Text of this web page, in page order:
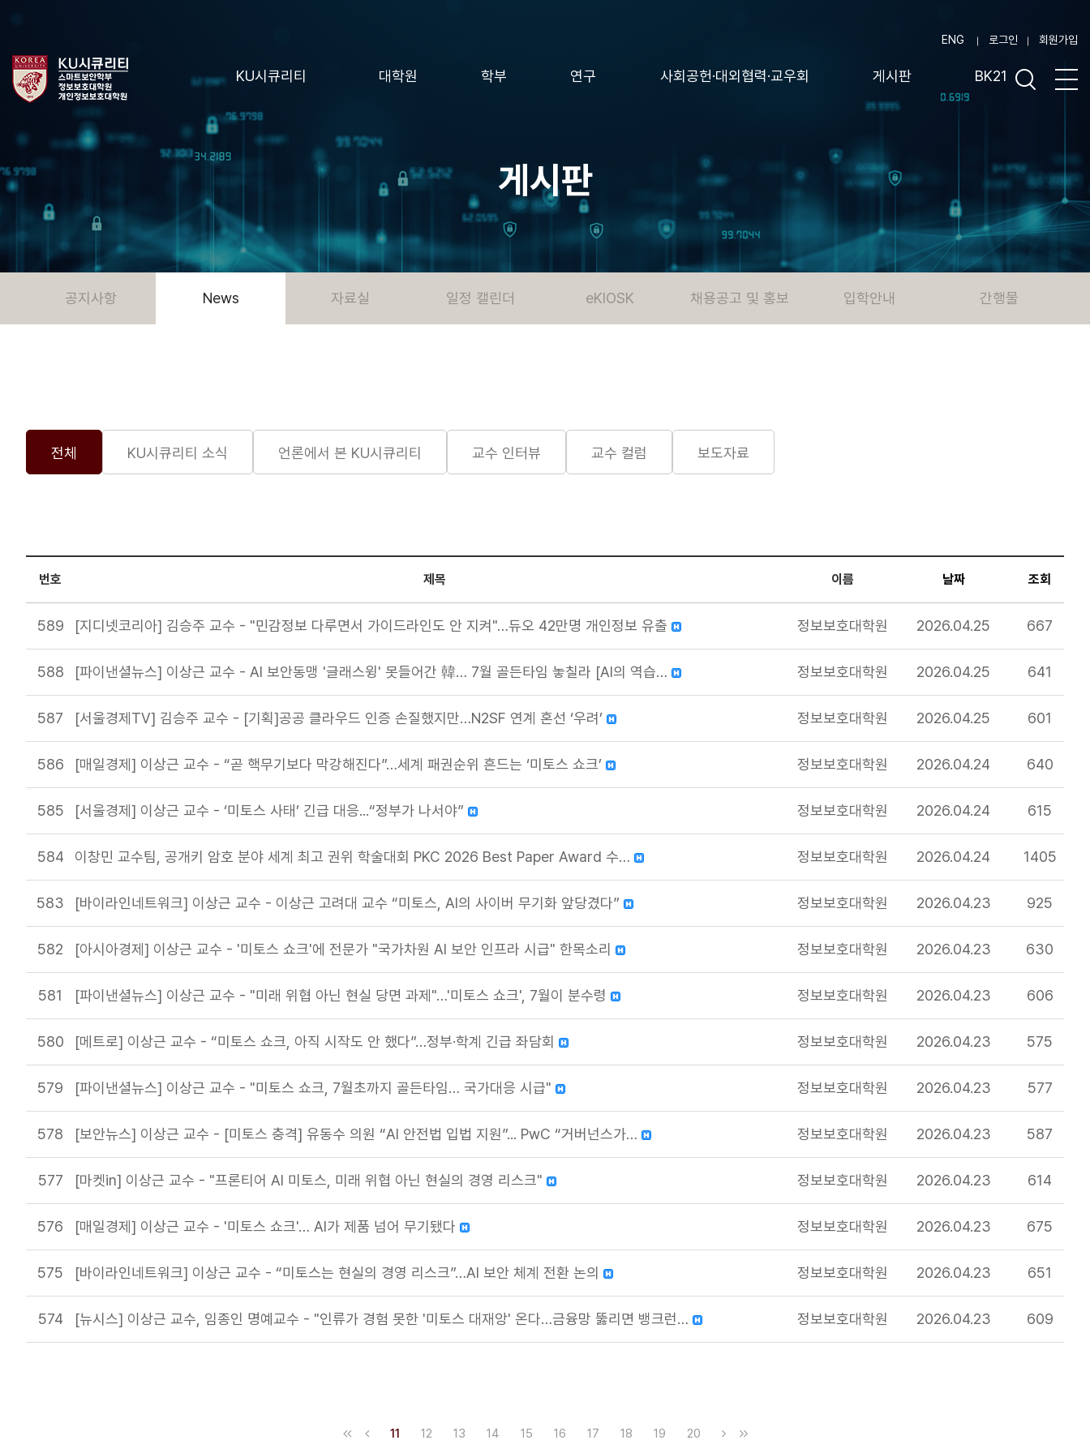
ENG 로그인 회원가입
KU시큐리티 대학원 학부 연구 사회공헌·대외협력·교우회 게시판 BK21
게시판
공지사항 News 자료실 일정 캘린더 eKIOSK 채용공고 및 홍보 입학안내 간행물
전체 KU시큐리티 소식 언론에서 본 KU시큐리티 교수 인터뷰 교수 컬럼 보도자료
번호 제목 이름 날짜 조회
589 [지디넷코리아] 김승주 교수 - "민감정보 다루면서 가이드라인도 안 지켜"…듀오 42만명 개인정보 유출 정보보호대학원 2026.04.25 667
588 [파이낸셜뉴스] 이상근 교수 - AI 보안동맹 '글래스윙' 못들어간 韓… 7월 골든타임 놓칠라 [AI의 역습… 정보보호대학원 2026.04.25 641
587 [서울경제TV] 김승주 교수 - [기획]공공 클라우드 인증 손질했지만…N2SF 연계 혼선 ‘우려’ 정보보호대학원 2026.04.25 601
586 [매일경제] 이상근 교수 - “곧 핵무기보다 막강해진다”…세계 패권순위 흔드는 ‘미토스 쇼크’ 정보보호대학원 2026.04.24 640
585 [서울경제] 이상근 교수 - ‘미토스 사태’ 긴급 대응...“정부가 나서야” 정보보호대학원 2026.04.24 615
584 이창민 교수팀, 공개키 암호 분야 세계 최고 권위 학술대회 PKC 2026 Best Paper Award 수… 정보보호대학원 2026.04.24 1405
583 [바이라인네트워크] 이상근 교수 - 이상근 고려대 교수 “미토스, AI의 사이버 무기화 앞당겼다” 정보보호대학원 2026.04.23 925
582 [아시아경제] 이상근 교수 - '미토스 쇼크'에 전문가 "국가차원 AI 보안 인프라 시급" 한목소리 정보보호대학원 2026.04.23 630
581 [파이낸셜뉴스] 이상근 교수 - "미래 위협 아닌 현실 당면 과제"…'미토스 쇼크', 7월이 분수령 정보보호대학원 2026.04.23 606
580 [메트로] 이상근 교수 - “미토스 쇼크, 아직 시작도 안 했다”…정부·학계 긴급 좌담회 정보보호대학원 2026.04.23 575
579 [파이낸셜뉴스] 이상근 교수 - "미토스 쇼크, 7월초까지 골든타임… 국가대응 시급" 정보보호대학원 2026.04.23 577
578 [보안뉴스] 이상근 교수 - [미토스 충격] 유동수 의원 “AI 안전법 입법 지원”... PwC “거버넌스가… 정보보호대학원 2026.04.23 587
577 [마켓in] 이상근 교수 - "프론티어 AI 미토스, 미래 위협 아닌 현실의 경영 리스크" 정보보호대학원 2026.04.23 614
576 [매일경제] 이상근 교수 - '미토스 쇼크'… AI가 제품 넘어 무기됐다 정보보호대학원 2026.04.23 675
575 [바이라인네트워크] 이상근 교수 - “미토스는 현실의 경영 리스크”…AI 보안 체계 전환 논의 정보보호대학원 2026.04.23 651
574 [뉴시스] 이상근 교수, 임종인 명예교수 - "인류가 경험 못한 '미토스 대재앙' 온다…금융망 뚫리면 뱅크런… 정보보호대학원 2026.04.23 609
11 12 13 14 15 16 17 18 19 20